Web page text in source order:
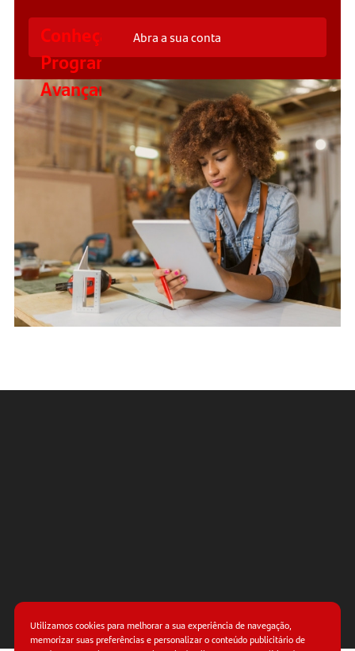
Conheça
Programa
Avançar
Abra a sua conta
Utilizamos cookies para melhorar a sua experiência de navegação,
memorizar suas preferências e personalizar o conteúdo publicitário de